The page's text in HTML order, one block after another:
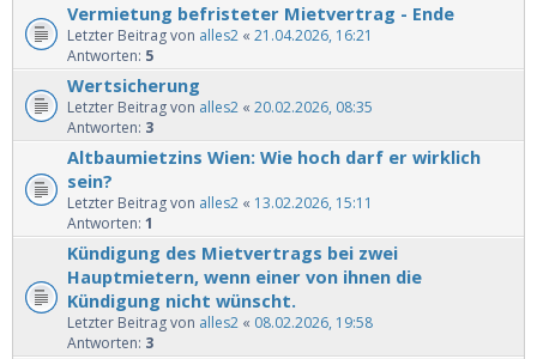
Vermietung befristeter Mietvertrag - Ende
Letzter Beitrag von alles2 « 21.04.2026, 16:21
Antworten: 5
Wertsicherung
Letzter Beitrag von alles2 « 20.02.2026, 08:35
Antworten: 3
Altbaumietzins Wien: Wie hoch darf er wirklich
sein?
Letzter Beitrag von alles2 « 13.02.2026, 15:11
Antworten: 1
Kündigung des Mietvertrags bei zwei
Hauptmietern, wenn einer von ihnen die
Kündigung nicht wünscht.
Letzter Beitrag von alles2 « 08.02.2026, 19:58
Antworten: 3